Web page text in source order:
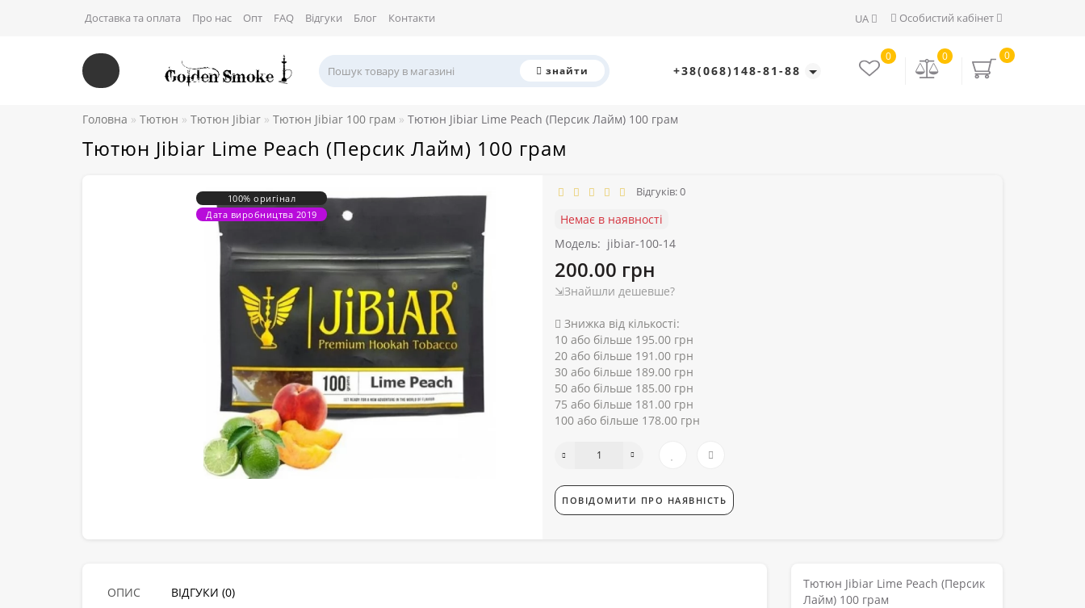
Особистий кабінет
UA
Доставка та оплата Про нас Опт FAQ Відгуки Блог Контакти
знайти +38(068)148-81-88
0
0
0
Головна Тютюн Тютюн Jibiar Тютюн Jibiar 100 грам Тютюн Jibiar Lime Peach (Персик Лайм) 100 грам
Тютюн Jibiar Lime Peach (Персик Лайм) 100 грам
100% оригінал
Дата виробництва 2019
Відгуків: 0
Немає в наявності
Модель: jibiar-100-14
200.00 грн
⇲Знайшли дешевше?
Знижка від кількості:
10 або більше 195.00 грн
20 або більше 191.00 грн
30 або більше 189.00 грн
50 або більше 185.00 грн
75 або більше 181.00 грн
100 або більше 178.00 грн
ПОВІДОМИТИ ПРО НАЯВНІСТЬ
ОПИС ВІДГУКИ (0)
Тютюн Jibiar Lime Peach (Персик
Лайм) 100 грам